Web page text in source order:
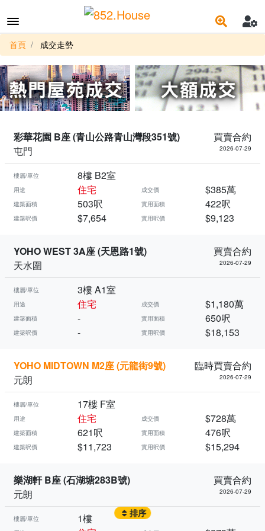
首頁 成交走勢
彩華花園 B座 (青山公路青山灣段351號)
買賣合約
屯門
2026-07-29
樓層/單位 8樓 B2室
用途 住宅 成交價 $385萬
建築面積 503呎 實用面積 422呎
建築呎價 $7,654 實用呎價 $9,123
YOHO WEST 3A座 (天恩路1號)
買賣合約
天水圍
2026-07-29
樓層/單位 3樓 A1室
用途 住宅 成交價 $1,180萬
建築面積 - 實用面積 650呎
建築呎價 - 實用呎價 $18,153
YOHO MIDTOWN M2座 (元龍街9號)
臨時買賣合約
元朗
2026-07-29
樓層/單位 17樓 F室
用途 住宅 成交價 $728萬
建築面積 621呎 實用面積 476呎
建築呎價 $11,723 實用呎價 $15,294
樂湖軒 B座 (石湖塘283B號)
買賣合約
元朗
2026-07-29
樓層/單位 1樓 排序